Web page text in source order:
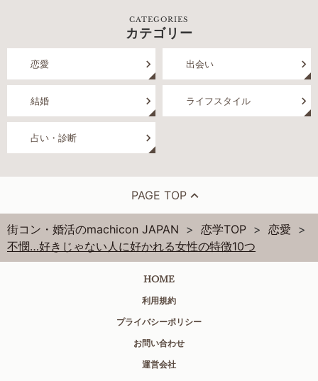
CATEGORIES
カテゴリー
恋愛 出会い
結婚 ライフスタイル
占い・診断
PAGE TOP
街コン・婚活のmachicon JAPAN 恋学TOP
恋愛
不憫…好きじゃない人に好かれる女性の特徴10つ
HOME
利用規約
プライバシーポリシー
お問い合わせ
運営会社